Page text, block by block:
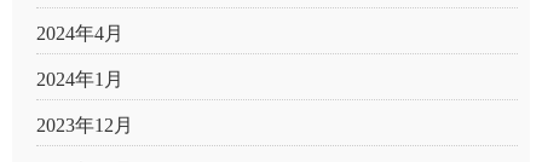
2024年4月
2024年1月
2023年12月